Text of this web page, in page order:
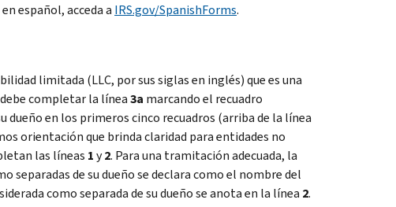
español, acceda a IRS.gov/SpanishForms.
limitada (LLC, por sus siglas en inglés) que es una
completar la línea3a marcando el recuadro
en los primeros cinco recuadros (arriba de la línea
orientación que brinda claridad para entidades no
las líneas 1y2. Para una tramitación adecuada, la
separadas de su dueño se declara como el nombre del
como separada de su dueño se anota en la línea 2.